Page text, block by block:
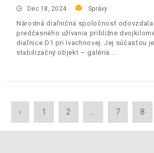
Dec 18, 2024 Správy
Národná diaľničná spoločnosť
predčasného užívania približne
diaľnice D1 pri Ivachnovej. Jej súčasťou
stabilizačný objekt – galéria.
‹ 1 2 ... 7 8